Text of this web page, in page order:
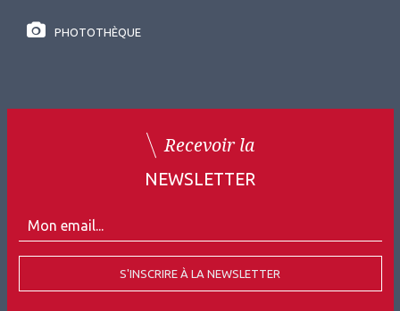
PHOTOTHÈQUE
Recevoir la
NEWSLETTER
S'INSCRIRE À LA NEWSLETTER